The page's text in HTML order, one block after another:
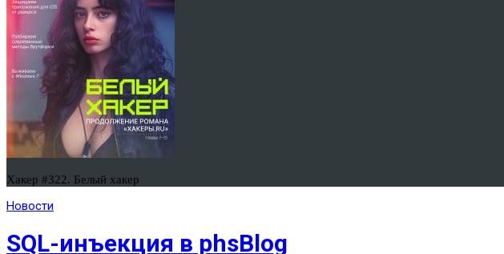
Хакер #322. Белый хакер
Новости
SQL-инъекция в phsBlog